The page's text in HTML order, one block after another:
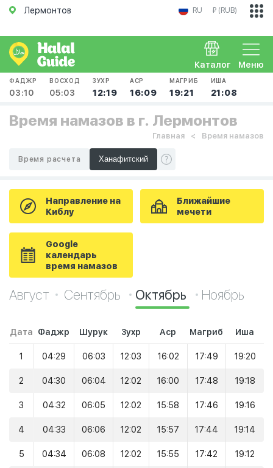
Лермонтов RU ₽ (RUB)
Меню
Каталог
ФАДЖР
03:10
ВОСХОД
05:03
ЗУХР
12:19
АСР
16:09
МАГРИБ
19:21
ИША
21:08
Время намазов в г. Лермонтов
Главная Время намазов
Время расчета
Направление на
Киблу
Ближайшие
мечети
Google
календарь
время намазов
Август Сентябрь Октябрь Ноябрь
Дата Фаджр Шурук Зухр Аср Магриб Иша
1 04:29 06:03 12:03 16:02 17:49 19:20
2 04:30 06:04 12:02 16:00 17:48 19:18
3 04:32 06:05 12:02 15:58 17:46 19:16
4 04:33 06:06 12:02 15:57 17:44 19:14
5 04:34 06:08 12:02 15:55 17:42 19:12